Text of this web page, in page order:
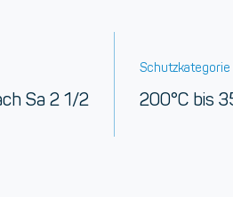
Sa 2 1/2
Schutzkategorie
200°C bis